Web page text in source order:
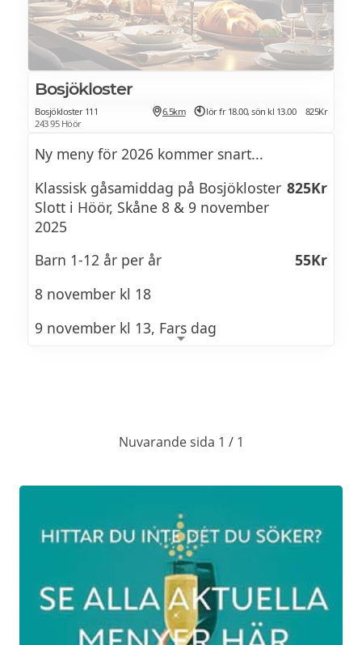
Bosjökloster
Bosjökloster 111
243 95 Höör
6.5km lör fr 18.00, sön kl 13.00 825Kr
Ny meny för 2026 kommer snart...
Klassisk gåsamiddag på Bosjökloster
Slott i Höör, Skåne 8 & 9 november
2025
825Kr
Barn 1-12 år per år
55Kr
8 november kl 18
9 november kl 13, Fars dag
surdegsknäcke
Mustig hummersoppa
Nuvarande sida 1 / 1